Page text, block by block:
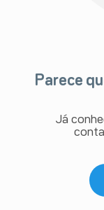
Parece
Já